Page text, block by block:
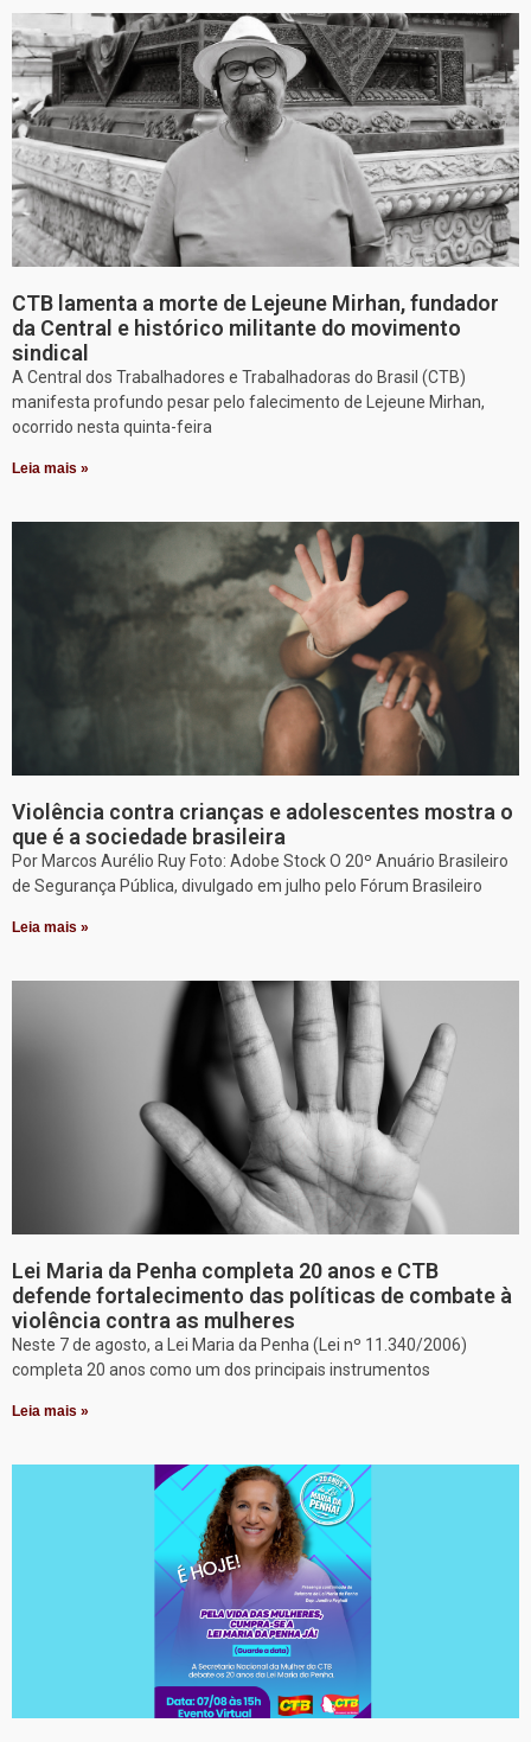
CTB lamenta a morte de Lejeune Mirhan, fundador
da Central e histórico militante do movimento
sindical
A Central dos Trabalhadores e Trabalhadoras do Brasil (CTB)
manifesta profundo pesar pelo falecimento de Lejeune Mirhan,
ocorrido nesta quinta-feira
Leia mais »
Violência contra crianças e adolescentes mostra o
que é a sociedade brasileira
Por Marcos Aurélio Ruy Foto: Adobe Stock O 20º Anuário Brasileiro
de Segurança Pública, divulgado em julho pelo Fórum Brasileiro
Leia mais »
Lei Maria da Penha completa 20 anos e CTB
defende fortalecimento das políticas de combate à
violência contra as mulheres
Neste 7 de agosto, a Lei Maria da Penha (Lei nº 11.340/2006)
completa 20 anos como um dos principais instrumentos
Leia mais »